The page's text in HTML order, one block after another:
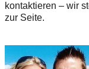
kontaktieren – wir
zur Seite.